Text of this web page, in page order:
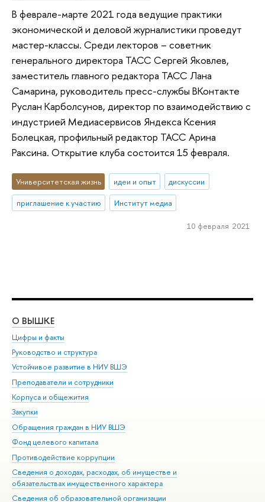
В феврале-марте 2021 года ведущие практики
экономической и деловой журналистики проведут
мастер-классы. Среди лекторов – советник
генерального директора ТАСС Сергей Яковлев,
заместитель главного редактора ТАСС Лана
Самарина, руководитель пресс-службы ВКонтакте
Руслан Карболсунов, директор по взаимодействию с
индустрией Медиасервисов Яндекса Ксения
Болецкая, профильный редактор ТАСС Арина
Раксина. Открытие клуба состоится 15 февраля.
Университетская жизнь идеи и опыт
дискуссии
приглашение к участию
Институт медиа
10 февраля 2021
О ВЫШКЕ
Цифры и факты
Руководство и структура
Устойчивое развитие в НИУ ВШЭ
Преподаватели и сотрудники
Корпуса и общежития
Закупки
Обращения граждан в НИУ ВШЭ
Фонд целевого капитала
Противодействие коррупции
Сведения о доходах, расходах, об имуществе и
обязательствах имущественного характера
Сведения об образовательной организации